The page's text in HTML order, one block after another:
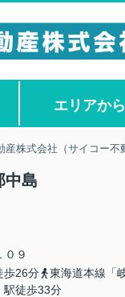
エリアか
株式会社（サイコー不
島
０９
歩26分
東海道本線「
駅徒歩33分